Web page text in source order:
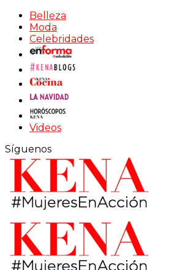
Belleza
Moda
Celebridades
Videos
Síguenos